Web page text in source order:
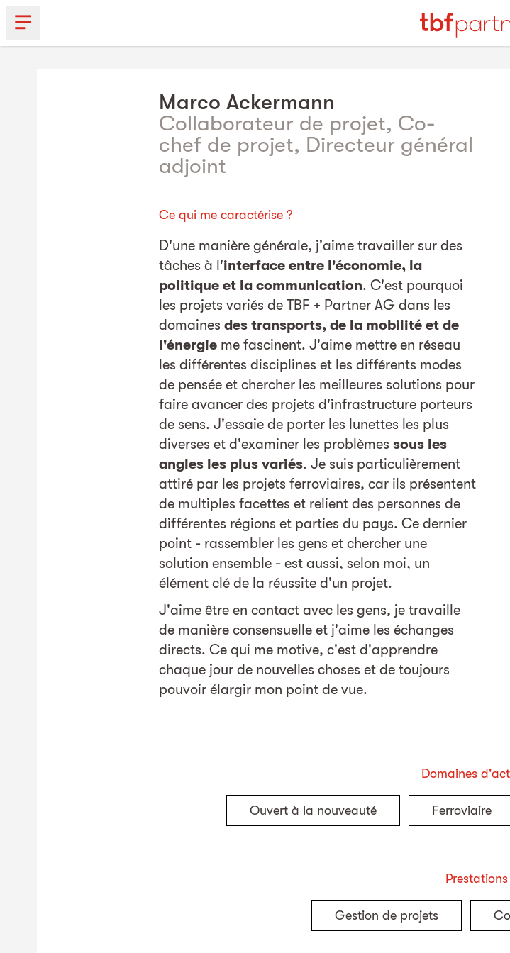
Marco Ackermann
Collaborateur de projet, Co-
chef de projet, Directeur général
adjoint
Ce qui me caractérise ?
D'une manière générale, j'aime travailler sur des
tâches à l'interface entre l'économie, la
politique et la communication. C'est pourquoi
les projets variés de TBF + Partner AG dans les
domaines des transports, de la mobilité et de
l'énergie me fascinent. J'aime mettre en réseau
les différentes disciplines et les différents modes
de pensée et chercher les meilleures solutions pour
faire avancer des projets d'infrastructure porteurs
de sens. J'essaie de porter les lunettes les plus
diverses et d'examiner les problèmes sous les
angles les plus variés. Je suis particulièrement
attiré par les projets ferroviaires, car ils présentent
de multiples facettes et relient des personnes de
différentes régions et parties du pays. Ce dernier
point - rassembler les gens et chercher une
solution ensemble - est aussi, selon moi, un
élément clé de la réussite d'un projet.
J'aime être en contact avec les gens, je travaille
de manière consensuelle et j'aime les échanges
directs. Ce qui me motive, c'est d'apprendre
chaque jour de nouvelles choses et de toujours
pouvoir élargir mon point de vue.
Domaines
Ouvert à la nouveauté Ferroviaire
Prestations
Gestion de projets